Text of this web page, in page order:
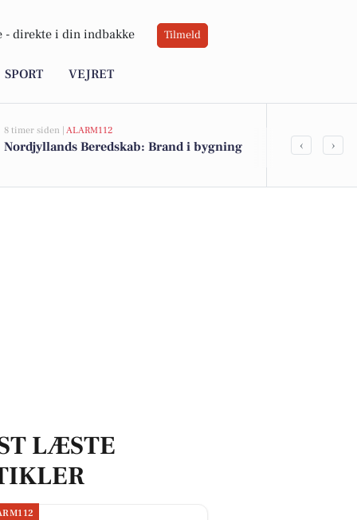
- direkte i din indbakke Tilmeld
SPORT VEJRET
8 timer siden | ALARM112
Nordjyllands Beredskab: Brand i bygning ‹ ›
LÆSTE